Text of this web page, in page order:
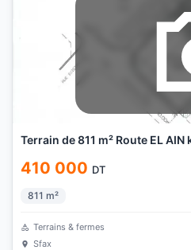
Terrain de 811 m² Route EL AIN
410 000 DT
811 m²
Terrains & fermes
Sfax